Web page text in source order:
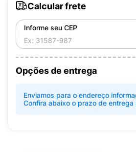
Calcular frete
Informe seu CEP
Opções de entrega
Enviamos para o endereço
Confira abaixo o prazo de entrega